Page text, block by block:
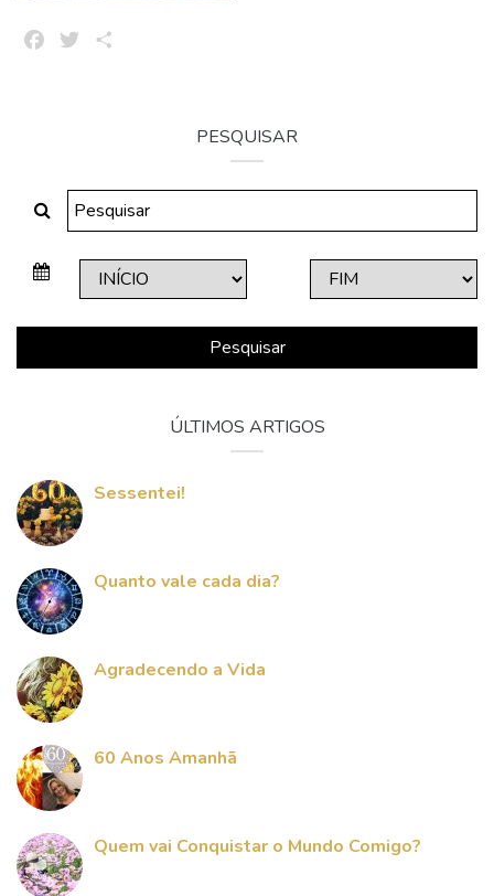
FacebookTwitter
PESQUISAR
Pesquisar
ÚLTIMOS ARTIGOS
Sessentei!
Quanto vale cada dia?
Agradecendo a Vida
60 Anos Amanhã
Quem vai Conquistar o Mundo Comigo?